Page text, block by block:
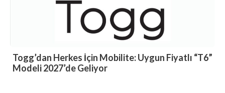
Togg’dan Herkes İçin Mobilite: Uygun Fiyatlı “T6”
Modeli 2027’de Geliyor